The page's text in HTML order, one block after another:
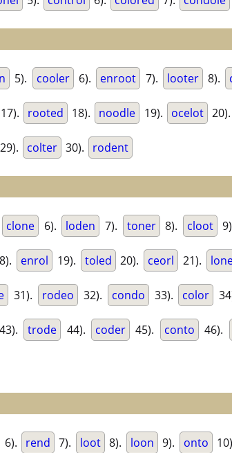
5). cooler 6). enroot 7). looter 8).
17). rooted 18). noodle 19). ocelot 20).
29). colter 30). rodent
clone 6). loden 7). toner 8). cloot
enrol 19). toled 20). ceorl 21).
31). rodeo 32). condo 33). color
43). trode 44). coder 45). conto 46).
6). rend 7). loot 8). loon 9). onto